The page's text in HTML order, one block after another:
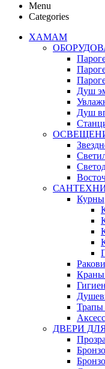
Menu
Categories
ХАМАМ
Душ
Душ
Курны
Краны
Трапы
ДВЕРИ